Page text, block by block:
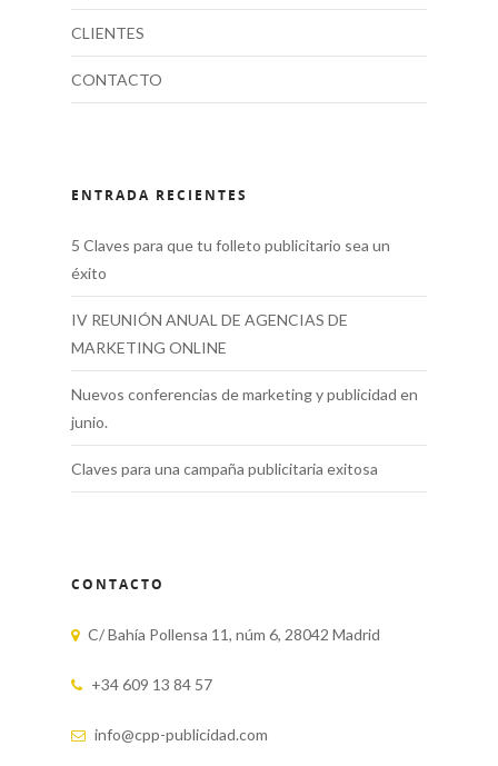
CLIENTES
CONTACTO
ENTRADA RECIENTES
5 Claves para que tu folleto publicitario sea un
éxito
IV REUNIÓN ANUAL DE AGENCIAS DE
MARKETING ONLINE
Nuevos conferencias de marketing y publicidad en
junio.
Claves para una campaña publicitaria exitosa
CONTACTO
C/ Bahía Pollensa 11, núm 6, 28042 Madrid
+34 609 13 84 57
info@cpp-publicidad.com